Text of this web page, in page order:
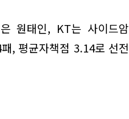
원태인, KT는 사이드암
, 평균자책점 3.14로 선전